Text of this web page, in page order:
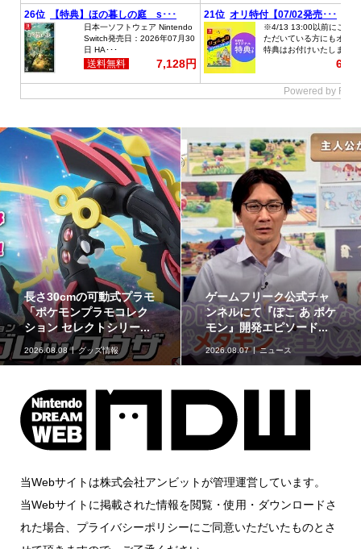
最初のパートナーポケモ
ンなど30種！「ポケット
モンスター30周年 ミニ...
2026.08.07 グッズ情報
ポケモンの姿のソフビ貯
金箱「ポケモンコインバ
ンク」に、ゲンガーな...
2026.08.07 グッズ情報
当Webサイトは株式会社アンビットが管理運営しています。
当Webサイトに掲載された情報を閲覧・使用・ダウンロードさ
れた場合、プライバシーポリシーにご同意いただいたものとさ